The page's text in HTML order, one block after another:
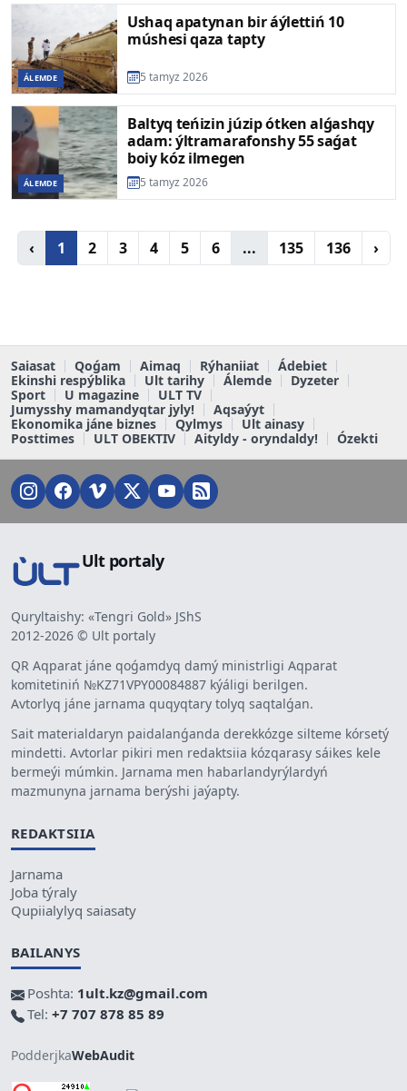
ÁLEMDE
Ushaq apatynan bir áýlettiń 10
múshesi qaza tapty
5 tamyz 2026
ÁLEMDE
Baltyq teńizin júzip ótken alǵashqy
adam: ýltramarafonshy 55 saǵat
boiy kóz ilmegen
5 tamyz 2026
‹ 1 2 3 4 5 6 ... 135 136 ›
Saiasat Qoǵam Aimaq Rýhaniiat
Ádebiet
Ekinshi respýblika
Ult tarihy Álemde
Dyzeter
Sport
U magazine
ULT TV
Jumysshy mamandyqtar jyly!
Aqsaýyt
Ekonomika jáne biznes
Qylmys
Ult ainasy
Posttimes
ULT OBEKTIV Aityldy - oryndaldy! Ózekti
Ult portaly
Quryltaishy: «Tengri Gold» JShS
2012-2026 © Ult portaly
QR Aqparat jáne qoǵamdyq damý ministrligi Aqparat
komitetiniń №KZ71VPY00084887 kýáligi berilgen.
Avtorlyq jáne jarnama quqyqtary tolyq saqtalǵan.
Sait materialdaryn paidalanǵanda derekkózge silteme kórsetý
mindetti. Avtorlar pikiri men redaktsiia kózqarasy sáikes kele
bermeýi múmkin. Jarnama men habarlandyrýlardyń
mazmunyna jarnama berýshi jaýapty.
REDAKTSIIA
Jarnama
Joba týraly
Qupiialylyq saiasaty
BAILANYS
Poshta: 1ult.kz@gmail.com
Tel: +7 707 878 85 89
PodderjkaWebAudit